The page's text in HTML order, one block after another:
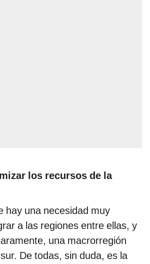
los recursos de la
hay una necesidad muy
a las regiones entre ellas, y
una macrorregión
De todas, sin duda, es la